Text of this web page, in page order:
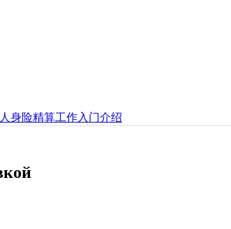
身险精算工作入门介绍